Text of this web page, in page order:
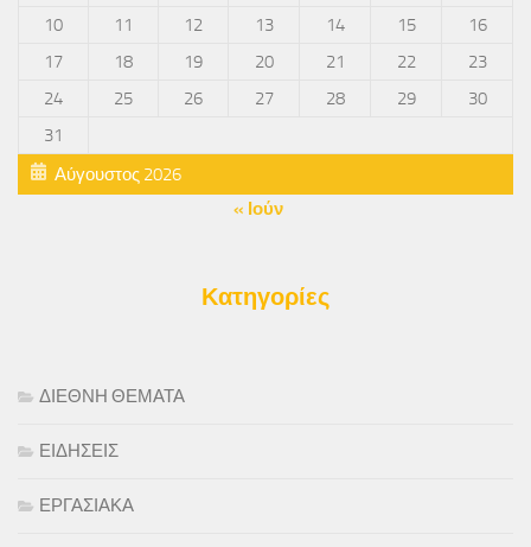
Αύγουστος 2026
10
11 12 13 14 15
16
17
18 19 20 21 22
23
24
25 26 27 28 29
30
31
« Ιούν
Κατηγορίες
ΔΙΕΘΝΗ ΘΕΜΑΤΑ
ΕΙΔΗΣΕΙΣ
ΕΡΓΑΣΙΑΚΑ